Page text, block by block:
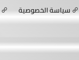
سياسة الخصوصية